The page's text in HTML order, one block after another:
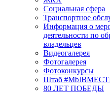
Социальная сфера
Транспортное
Информация о
деятельности по
владельцев
Видеогалерея
Фотогалерея
Фотоконкурсы
Штаб
80 ЛЕТ ПОБЕДЫ